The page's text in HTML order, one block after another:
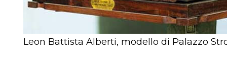
Leon Battista Alberti, modello di Palazzo